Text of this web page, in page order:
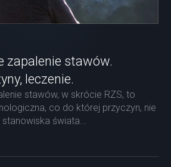
zapalenie stawów.
leczenie.
stawów, w skrócie RZS, to
co do której przyczyn, nie
świata...